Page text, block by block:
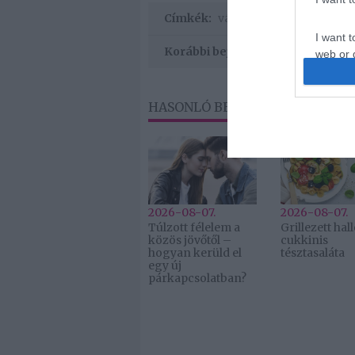
I want
web or
I want
Címkék: válás
Korábbi bejegyzések
HASONLÓ BEJEGYZÉSEK
2026-08-07.
Túlzott félelem a
közös jövőtől –
hogyan kerüld el
egy új
párkapcsolatban?
2026-08-07.
Grillezett
cukkinis
tésztasaláta